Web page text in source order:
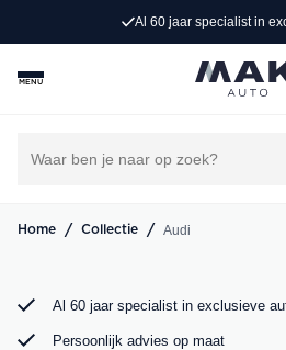
Al 60 jaar specialist in
MENU
Home / Collectie / Audi
Op zoek naar een exclusieve
Auto vind je een zorgvuldig
sportieve Audi A3 tot de krachtige
Al 60 jaar specialist in exclusieve
Persoonlijk advies op maat